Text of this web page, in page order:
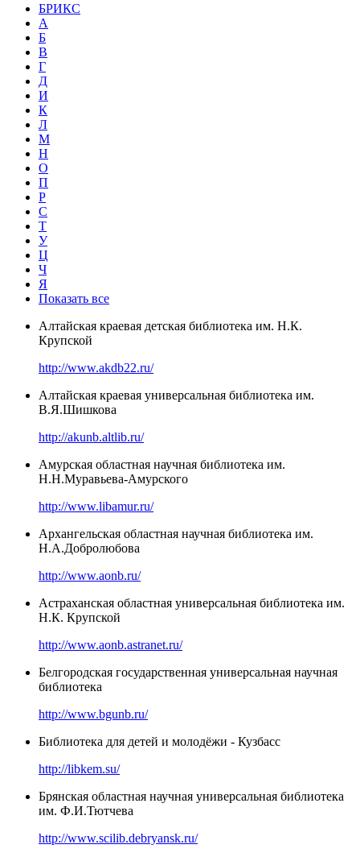
БРИКС
А
Б
В
Г
Д
И
К
Л
М
Н
О
П
Р
С
Т
У
Ц
Ч
Я
Показать все
Алтайская краевая детская библиотека им. Н.К.
Крупской
http://www.akdb22.ru/
Алтайская краевая универсальная библиотека им.
В.Я.Шишкова
http://akunb.altlib.ru/
Амурская областная научная библиотека им.
Н.Н.Муравьева-Амурского
http://www.libamur.ru/
Архангельская областная научная библиотека им.
Н.А.Добролюбова
http://www.aonb.ru/
Астраханская областная универсальная библиотека им.
Н.К. Крупской
http://www.aonb.astranet.ru/
Белгородская государственная универсальная научная
библиотека
http://www.bgunb.ru/
Библиотека для детей и молодёжи - Кузбасс
http://libkem.su/
Брянская областная научная универсальная библиотека
им. Ф.И.Тютчева
http://www.scilib.debryansk.ru/